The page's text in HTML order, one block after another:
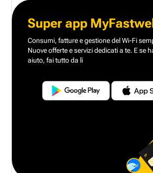
Super app
Consumi, fatture e gestione del Wi-Fi
Nuove offerte e servizi dedicati a te. E se
aiuto, fai tutto da lì